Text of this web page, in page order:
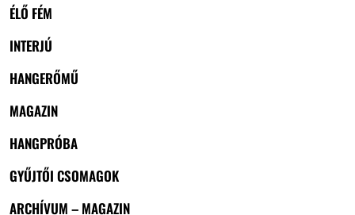
ÉLŐ FÉM
INTERJÚ
HANGERŐMŰ
MAGAZIN
HANGPRÓBA
GYŰJTŐI CSOMAGOK
ARCHÍVUM – MAGAZIN